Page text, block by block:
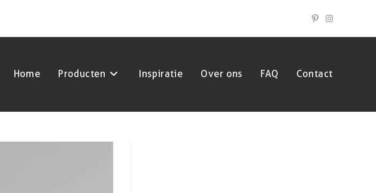
Home Producten Inspiratie Over ons FAQ Contact